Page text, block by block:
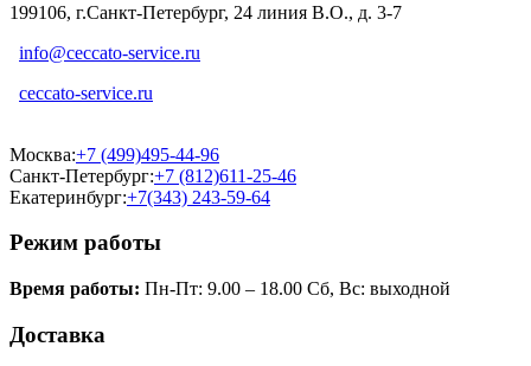
199106, г.Санкт-Петербург, 24 линия В.О., д. 3-7
info@ceccato-service.ru
ceccato-service.ru
Москва:+7 (499)495-44-96
Санкт-Петербург:+7 (812)611-25-46
Екатеринбург:+7(343) 243-59-64
Режим работы
Время работы: Пн-Пт: 9.00 – 18.00 Сб, Вс: выходной
Доставка